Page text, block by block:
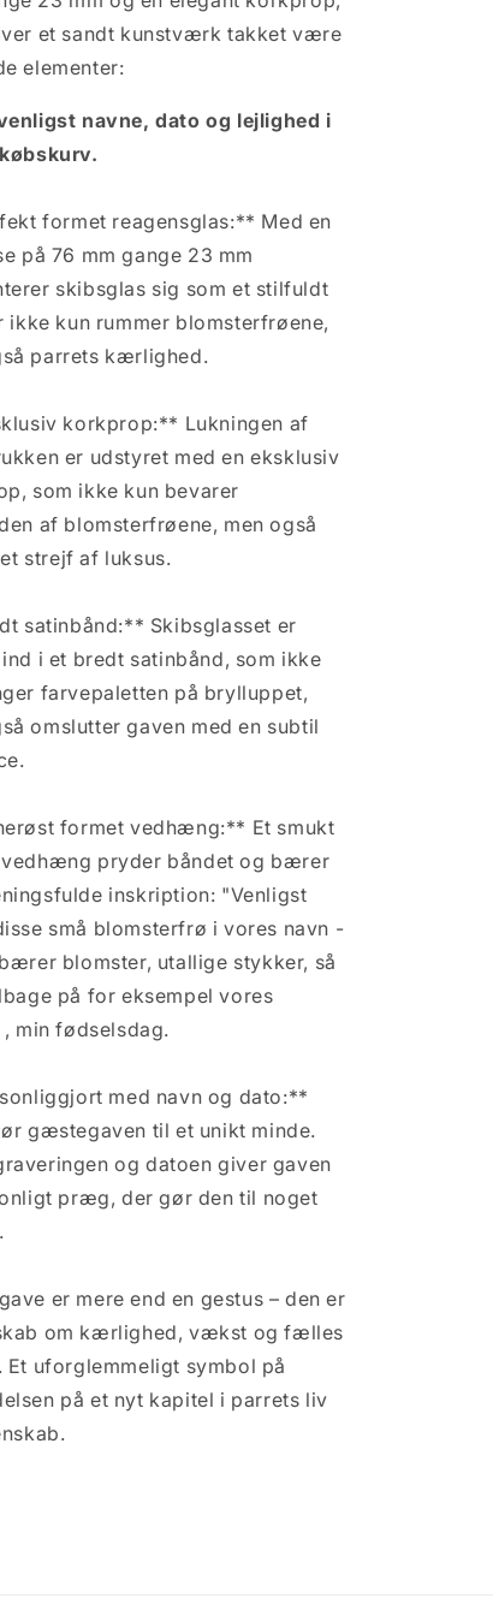
et sandt kunstværk takket være
elementer:
navne, dato og lejlighed i
formet reagensglas:** Med en
på 76 mm gange 23 mm
skibsglas sig som et stilfuldt
ikke kun rummer blomsterfrøene,
parrets kærlighed.
korkprop:** Lukningen af
er udstyret med en eksklusiv
som ikke kun bevarer
af ​​blomsterfrøene, men også
strejf af luksus.
satinbånd:** Skibsglasset er
i et bredt satinbånd, som ikke
farvepaletten på brylluppet,
omslutter gaven med en subtil
formet vedhæng:** Et smukt
pryder båndet og bærer
inskription: "Venligst
små blomsterfrø i vores navn -
blomster, utallige stykker, så
på for eksempel vores
min fødselsdag.
med navn og dato:**
gæstegaven til et unikt minde.
og datoen giver gaven
præg, der gør den til noget
er mere end en gestus – den er
om kærlighed, vækst og fælles
Et uforglemmeligt symbol på
på et nyt kapitel i parrets liv